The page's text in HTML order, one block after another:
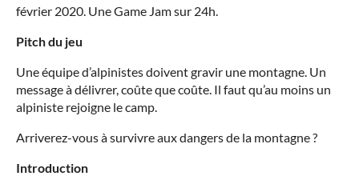
février 2020. Une Game Jam sur 24h.
Pitch du jeu
Une équipe d’alpinistes doivent gravir une montagne. Un
message à délivrer, coûte que coûte. Il faut qu’au moins un
alpiniste rejoigne le camp.
Arriverez-vous à survivre aux dangers de la montagne ?
Introduction